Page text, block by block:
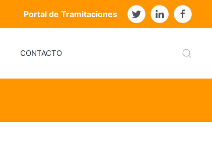
Portal de Tramitaciones
CONTACTO